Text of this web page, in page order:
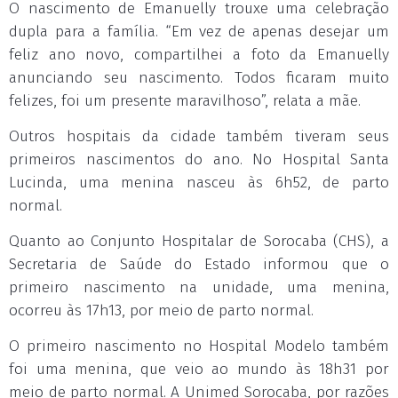
O nascimento de Emanuelly trouxe uma celebração
dupla para a família. “Em vez de apenas desejar um
feliz ano novo, compartilhei a foto da Emanuelly
anunciando seu nascimento. Todos ficaram muito
felizes, foi um presente maravilhoso”, relata a mãe.
Outros hospitais da cidade também tiveram seus
primeiros nascimentos do ano. No Hospital Santa
Lucinda, uma menina nasceu às 6h52, de parto
normal.
Quanto ao Conjunto Hospitalar de Sorocaba (CHS), a
Secretaria de Saúde do Estado informou que o
primeiro nascimento na unidade, uma menina,
ocorreu às 17h13, por meio de parto normal.
O primeiro nascimento no Hospital Modelo também
foi uma menina, que veio ao mundo às 18h31 por
meio de parto normal. A Unimed Sorocaba, por razões